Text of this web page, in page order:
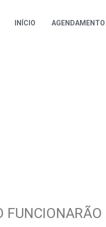
INÍCIO AGENDAMENTO
FUNCIONARÃO